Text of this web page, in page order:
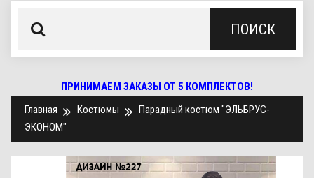
ПОИСК
ПРИНИМАЕМ ЗАКАЗЫ ОТ 5 КОМПЛЕКТОВ!
Главная
Костюмы
Парадный костюм "ЭЛЬБРУС-
ЭКОНОМ"